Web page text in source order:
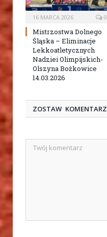
16 MARCA 2026 0
Mistrzostwa Dolnego
Śląska – Eliminacje
Lekkoatletycznych
Nadziei Olimpijskich-
Olszyna Bożkowice
14.03.2026
ZOSTAW KOMENTARZ